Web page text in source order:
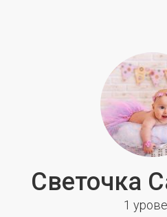
Светочка
1